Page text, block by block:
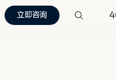
立即咨询